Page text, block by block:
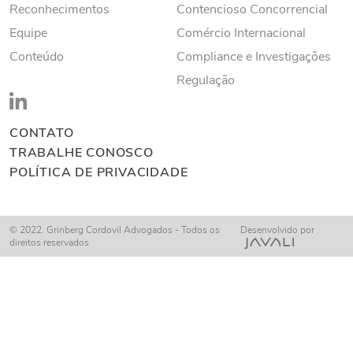
Reconhecimentos
Equipe
Conteúdo
Contencioso Concorrencial
Comércio Internacional
Compliance e Investigações
Regulação
CONTATO
TRABALHE CONOSCO
POLÍTICA DE PRIVACIDADE
© 2022. Grinberg Cordovil Advogados - Todos os
direitos reservados
Desenvolvido por